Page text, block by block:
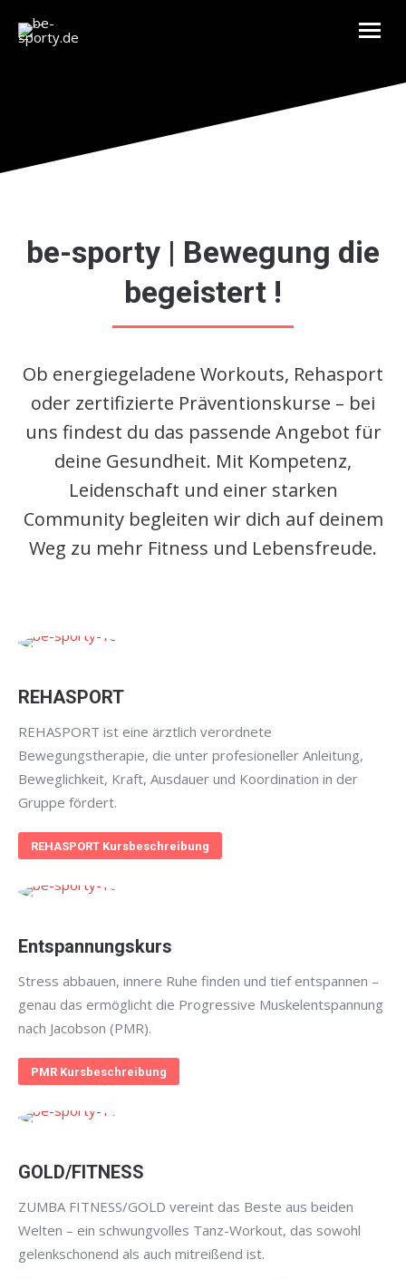
be-sporty | Bewegung die
begeistert !
Ob energiegeladene Workouts, Rehasport
oder zertifizierte Präventionskurse – bei
uns findest du das passende Angebot für
deine Gesundheit. Mit Kompetenz,
Leidenschaft und einer starken
Community begleiten wir dich auf deinem
Weg zu mehr Fitness und Lebensfreude.
REHASPORT
REHASPORT ist eine ärztlich verordnete
Bewegungstherapie, die unter profesioneller Anleitung,
Beweglichkeit, Kraft, Ausdauer und Koordination in der
Gruppe fördert.
REHASPORT Kursbeschreibung
Entspannungskurs
Stress abbauen, innere Ruhe finden und tief entspannen –
genau das ermöglicht die Progressive Muskelentspannung
nach Jacobson (PMR).
PMR Kursbeschreibung
GOLD/FITNESS
ZUMBA FITNESS/GOLD vereint das Beste aus beiden
Welten – ein schwungvolles Tanz-Workout, das sowohl
gelenkschonend als auch mitreißend ist.